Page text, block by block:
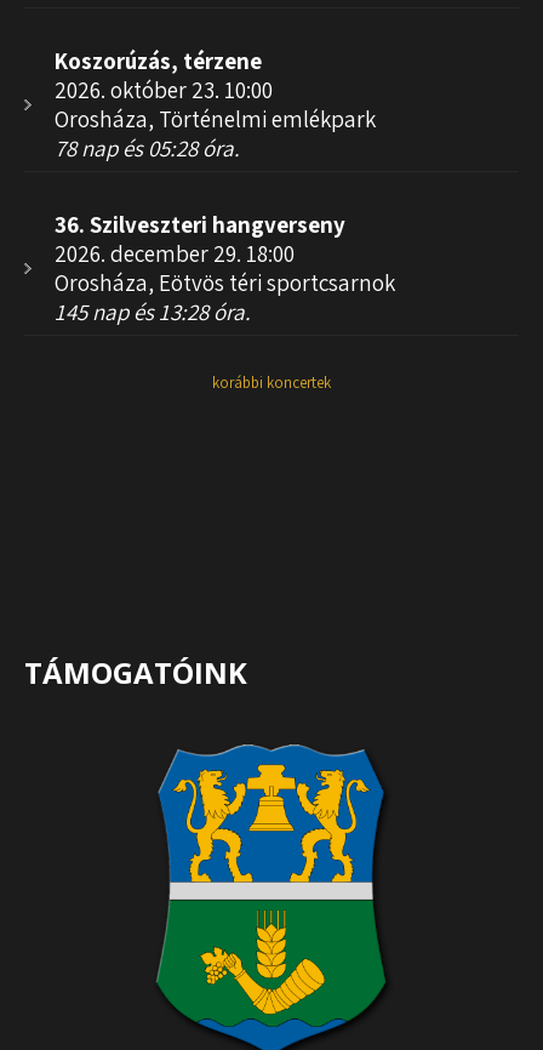
Koszorúzás, térzene
2026. október 23. 10:00
Orosháza, Történelmi emlékpark
78 nap és 05:28 óra.
36. Szilveszteri hangverseny
2026. december 29. 18:00
Orosháza, Eötvös téri sportcsarnok
145 nap és 13:28 óra.
korábbi koncertek
TÁMOGATÓINK